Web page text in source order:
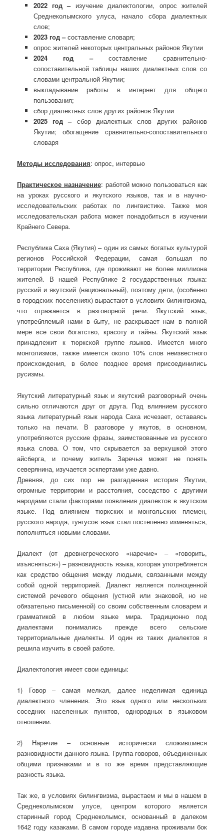
2022 год – изучение диалектологии, опрос жителей
Среднеколымского улуса, начало сбора диалектных
слов;
2023 год –составление словаря;
опрос жителей некоторых центральных районов Якутии
2024 год –составление сравнительно-
сопоставительной таблицы наших диалектных слов со
словами центральной Якутии;
выкладывание работы в интернет для общего
пользования;
сбор диалектных слов других районов Якутии
2025 год – сбор диалектных слов других районов
Якутии; обогащение сравнительно-сопоставительного
словаря
Методы исследования: опрос, интервью
Практическое назначение: работой можно пользоваться как
на уроках русского и якутского языков, так и в научно-
исследовательских работах по лингвистике. Также моя
исследовательская работа может понадобиться в изучении
Крайнего Севера.
Республика Саха (Якутия) – один из самых богатых культурой
регионов Российской Федерации, самая большая по
территории Республика, где проживают не более миллиона
жителей. В нашей Республике 2 государственных языка:
русский и якутский (национальный), поэтому дети, (особенно
в городских поселениях) вырастают в условиях билингвизма,
что отражается в разговорной речи. Якутский язык,
употребляемый нами в быту, не раскрывает нам в полной
мере все свои богатство, красоту и тайны. Якутский язык
принадлежит к тюркской группе языков. Имеется много
монголизмов, также имеется около 10% слов неизвестного
происхождения, в более позднее время присоединились
русизмы.
Якутский литературный язык и якутский разговорный очень
сильно отличаются друг от друга. Под влиянием русского
языка литературный язык народа Саха исчезает, оставаясь
только на печати. В разговоре у якутов, в основном,
употребляются русские фразы, заимствованные из русского
языка слова. О том, что скрывается за верхушкой этого
айсберга, и почему житель Заречья может не понять
северянина, изучается эскпертами уже давно.
Древняя, до сих пор не разгаданная история Якутии,
огромные территории и расстояния, соседство с другими
народами стали факторами появления диалектов в якутском
языке. Под влиянием тюркских и монгольских племен,
русского народа, тунгусов язык стал постепенно изменяться,
пополняться новыми словами.
Диалект (от древнегреческого «наречие» – «говорить,
изъясняться») – разновидность языка, которая употребляется
как средство общения между людьми, связанными между
собой одной территорией. Диалект является полноценной
системой речевого общения (устной или знаковой, но не
обязательно письменной) со своим собственным словарем и
грамматикой в любом языке мира. Традиционно под
диалектами понимались прежде всего сельские
территориальные диалекты. И один из таких диалектов я
решила изучить в своей работе.
Диалектология имеет свои единицы:
1) Говор – самая мелкая, далее неделимая единица
диалектного членения. Это язык одного или нескольких
соседних населенных пунктов, однородных в языковом
отношении.
2) Наречие – основные исторически сложившиеся
разновидности данного языка. Группа говоров, объединенных
общими признаками и в то же время представляющие
разность языка.
Так же, в условиях билингвизма, вырастаем и мы в нашем в
Среднеколымском улусе, центром которого является
старинный город Среднеколымск, основанный в далеком
1642 году казаками. В самом городе издавна проживали бок